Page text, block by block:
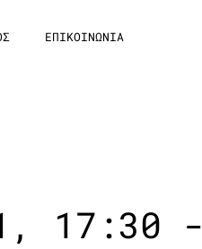
ΕΠΙΚΟΙΝΩΝΙΑ
17:30 -